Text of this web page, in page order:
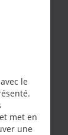
le
met en
une